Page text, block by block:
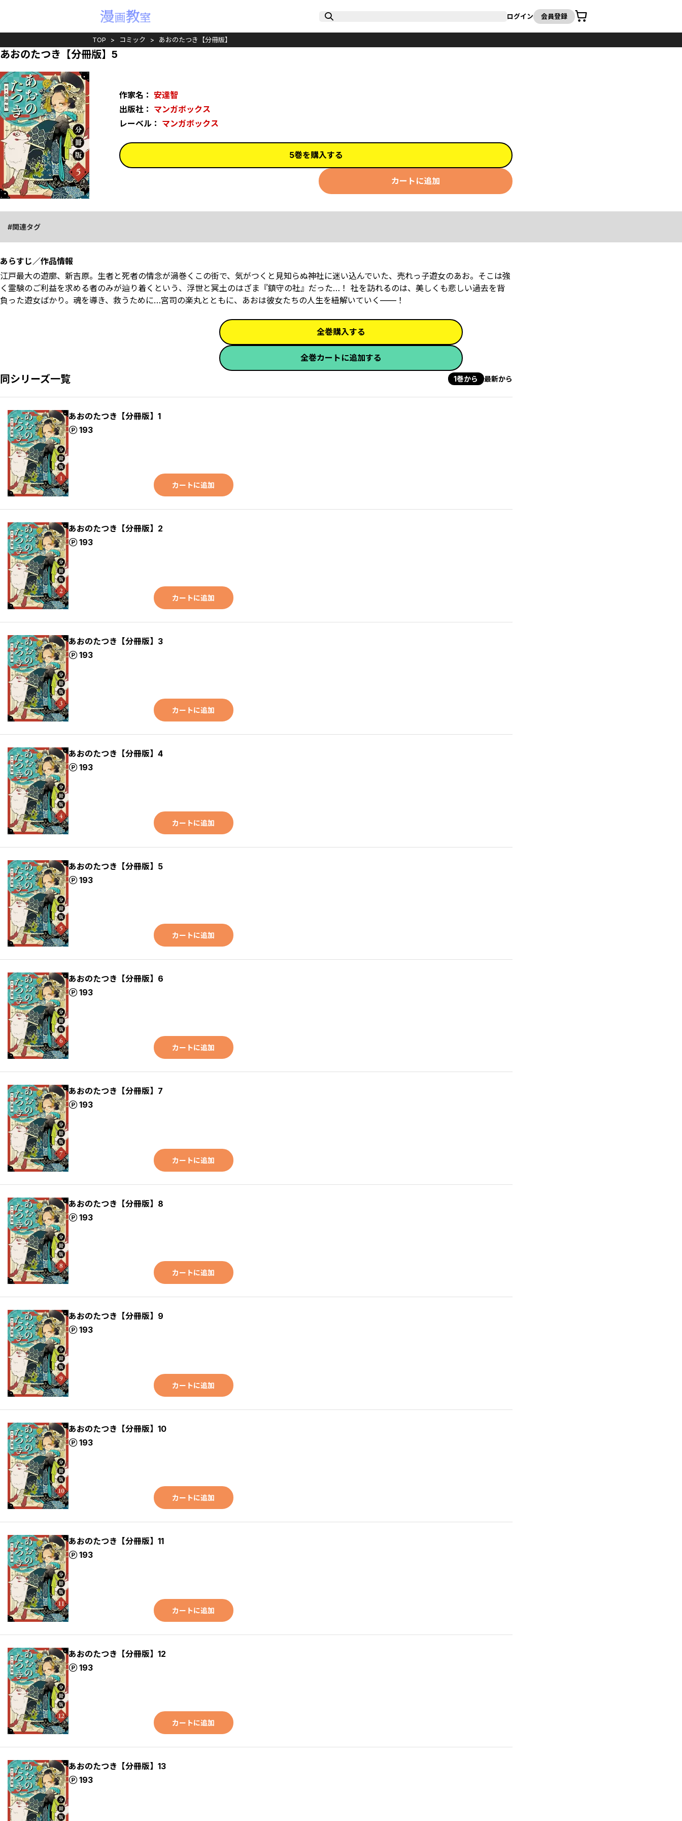
ログイン 会員登録
カート
TOP コミック あおのたつき【分冊版】
あおのたつき【分冊版】5
作家名： 安達智
出版社： マンガボックス
レーベル： マンガボックス
5巻を購入する
カートに追加
関連タグ
あらすじ／作品情報
江戸最大の遊廓、新吉原。生者と死者の情念が渦巻くこの街で、気がつくと見知らぬ神社に迷い込んでいた、売れっ子遊女のあお。そこは強
く霊験のご利益を求める者のみが辿り着くという、浮世と冥土のはざま『鎮守の社』だった…！ 社を訪れるのは、美しくも悲しい過去を背
負った遊女ばかり。魂を導き、救うために…宮司の楽丸とともに、あおは彼女たちの人生を紐解いていく——！
全巻購入する
全巻カートに追加する
同シリーズ一覧 1巻から 最新から
あおのたつき【分冊版】1
193
ポイント
カートに追加
あおのたつき【分冊版】2
193
ポイント
カートに追加
あおのたつき【分冊版】3
193
ポイント
カートに追加
あおのたつき【分冊版】4
193
ポイント
カートに追加
あおのたつき【分冊版】5
193
ポイント
カートに追加
あおのたつき【分冊版】6
193
ポイント
カートに追加
あおのたつき【分冊版】7
193
ポイント
カートに追加
あおのたつき【分冊版】8
193
ポイント
カートに追加
あおのたつき【分冊版】9
193
ポイント
カートに追加
あおのたつき【分冊版】10
193
ポイント
カートに追加
あおのたつき【分冊版】11
193
ポイント
カートに追加
あおのたつき【分冊版】12
193
ポイント
カートに追加
あおのたつき【分冊版】13
193
ポイント